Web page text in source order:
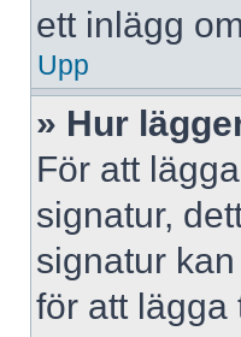
ett inlägg
Upp
» Hur
För att
signatur,
signatur
för att lägga